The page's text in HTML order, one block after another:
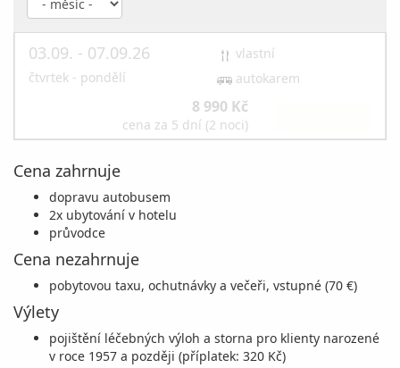
03.09. - 07.09.26
čtvrtek - pondělí
vlastní
autokarem
8 990 Kč
cena za 5 dní (2 noci)
Cena zahrnuje
dopravu autobusem
2x ubytování v hotelu
průvodce
Cena nezahrnuje
pobytovou taxu, ochutnávky a večeři, vstupné (70 €)
Výlety
pojištění léčebných výloh a storna pro klienty narozené
v roce 1957 a později (příplatek: 320 Kč)